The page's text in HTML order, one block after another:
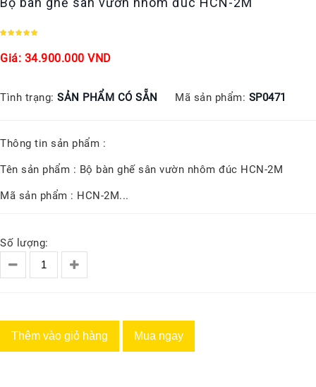
Giá: 34.900.000 VND
Tình trạng: SẢN PHẨM CÓ SẴN Mã sản phẩm: SP0471
Thông tin sản phẩm :
Tên sản phẩm : Bộ bàn ghế sân vườn nhôm đúc HCN-2M
Mã sản phẩm : HCN-2M...
Số lượng:
Thêm vào giỏ hàng Mua ngay